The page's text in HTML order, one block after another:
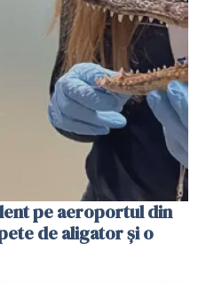
pe aeroportul din
de aligator și o